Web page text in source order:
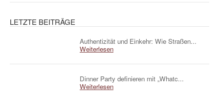
LETZTE BEITRÄGE
Authentizität und Einkehr: Wie Straßen...
Weiterlesen
Dinner Party definieren mit „Whatc...
Weiterlesen